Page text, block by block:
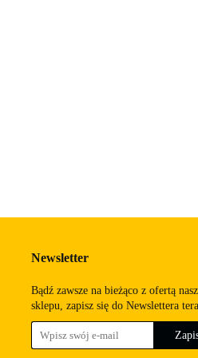
Newsletter
Bądź zawsze na bieżąco z ofertą
sklepu, zapisz się do Newslettera